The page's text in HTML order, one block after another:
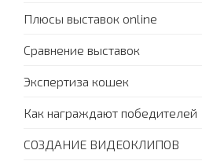
Плюсы выставок online
Сравнение выставок
Экспертиза кошек
Как награждают победителей
СОЗДАНИЕ ВИДЕОКЛИПОВ